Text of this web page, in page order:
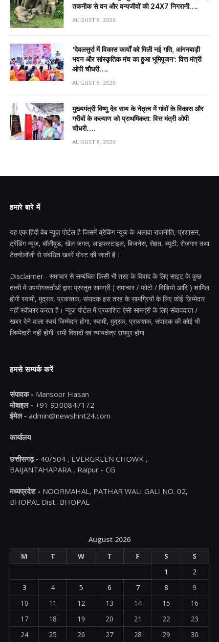
तकनीक से वन और वन्यजीवों की 24X7 निगरानी….
AUGUST 8, 2026
’देवलसुर्रा में विकास कार्यों को मिली नई गति, आंगनबाड़ी
भवन और सांस्कृतिक मंच का हुआ भूमिपूजन’: वित्त मंत्री
ओपी चौधरी….
AUGUST 8, 2026
मुख्यमंत्री विष्णु देव साय के नेतृत्व में गांवों के विकास और
गरीबों के कल्याण को प्राथमिकता: वित्त मंत्री ओपी
चौधरी….
AUGUST 8, 2026
हमारे बारे में
यह एक हिंदी वेब न्यूज़ पोर्टल है जिसमें ब्रेकिंग न्यूज़ के अलावा राजनीति, प्रशासन,
ट्रेंडिंग न्यूज, बॉलीवुड, खेल जगत, लाइफस्टाइल, बिजनेस, सेहत, ब्यूटी, रोजगार तथा
टेक्नोलॉजी से संबंधित खबरें पोस्ट की जाती है।
Disclaimer - समाचार से सम्बंधित किसी भी तरह के विवाद के लिए साइट के कुछ
तत्वों में उपयोगकर्ताओं द्वारा प्रस्तुत सामग्री ( समाचार / फोटो / विडियो आदि ) शामिल
होगी स्वामी, मुद्रक, प्रकाशक, संपादक इस तरह के सामग्रियों के लिए कोई ज़िम्मेदार
नहीं स्वीकार करता है। न्यूज़ पोर्टल में प्रकाशित ऐसी सामग्री के लिए संवाददाता /
खबर देने वाला स्वयं जिम्मेदार होगा, स्वामी, मुद्रक, प्रकाशक, संपादक की कोई भी
जिम्मेदारी नहीं होगी. सभी विवादों का न्यायक्षेत्र रायपुर होगा
हमसे सम्पर्क करें
संपादक - Mansoor Hasan
मोबाइल - +91 9300847172
ईमेल - admin@newshint24.com
कार्यालय
छत्तीसगढ़ - 40/504 , EVERGREEN CHOWK ,
BAIJANTAHAPARA , Raipur - CG
मध्यप्रदेश - NOORMAHAL, PATHAR WALI GALI NO. 02,
BHOPAL Dist.-BHOPAL
August 2026
M
T W T F S
S
1
2
3
4 5 6 7 8
9
10
11 12 13 14 15
16
17
18 19 20 21 22
23
24
25 26 27 28 29 30